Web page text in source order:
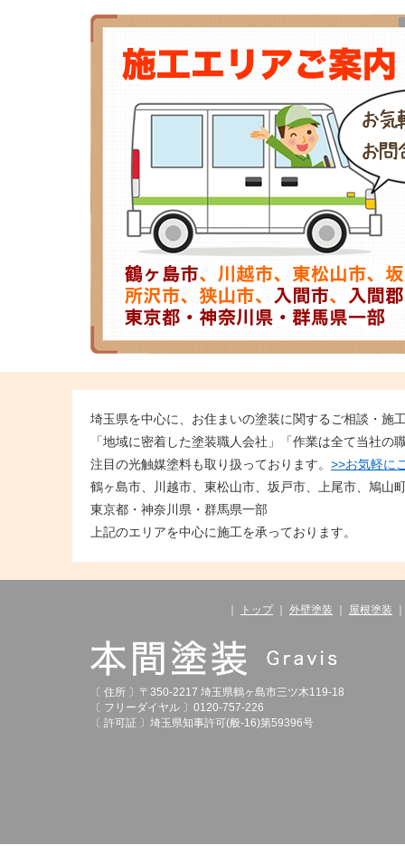
ました
もっと見る>>>
埼玉県を中心に、お住まいの塗装に関するご相談・施
「地域に密着した塗装職人会社」「作業は全て当社
注目の光触媒塗料も取り扱っております。 >>お気軽に
鶴ヶ島市、川越市、東松山市、坂戸市、上尾市、鳩山
東京都・神奈川県・群馬県一部
上記のエリアを中心に施工を承っております。
トップ 外壁塗装 屋根塗装
〔 住所 〕〒350-2217 埼玉県鶴ヶ島市三ツ木119-18
〔 フリーダイヤル 〕0120-757-226
〔 許可証 〕埼玉県知事許可(般-16)第59396号